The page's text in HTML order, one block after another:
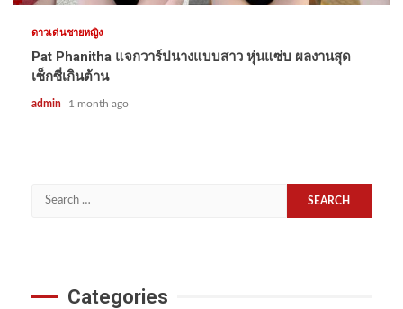
ดาวเด่นชายหญิง
Pat Phanitha แจกวาร์ปนางแบบสาว หุ่นแซ่บ ผลงานสุด
เซ็กซี่เกินต้าน
admin 1 month ago
Search
Categories